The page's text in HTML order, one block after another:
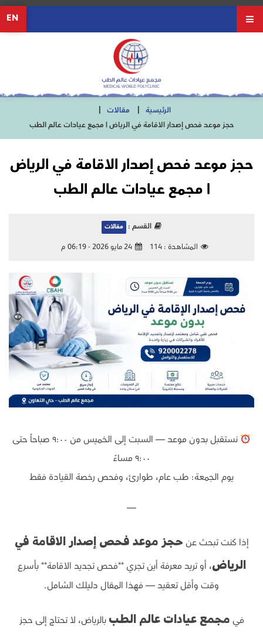
EN
الرئيسية
مقالات
حجز موعد فحص إصدار الاقامة في الرياض | مجمع عيادات عالم الطب
حجز موعد فحص إصدار الاقامة في الرياض
| مجمع عيادات عالم الطب
القسم : مقالات
المشاهدة :114 24 مايو 2026 - 06:19 م
نستقبل بدون موعد — السبت إلى الخميس من ٩:٠٠ صباحاً حتى
٩:٠٠ مساءً
يوم الجمعة: طب عام، طوارئ، وفحص رخصة القيادة فقط
—
إذا كنت تبحث عن حجز موعد فحص إصدار الاقامة في
الرياض، أو تريد معرفة أين تجري **فحص تجديد الاقامة** بأسرع
وقت وأقل تعقيد — فهذا المقال دليلك الشامل.
في مجمع عيادات عالم الطب بالرياض، لا تحتاج إلى حجز